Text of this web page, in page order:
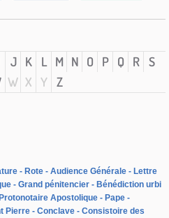
J K L M N O P Q R S
W X Y Z
Rote Audience Générale
Lettre
Grand pénitencier
Bénédiction urbi
Apostolique
Pape
Pierre Conclave
Consistoire des